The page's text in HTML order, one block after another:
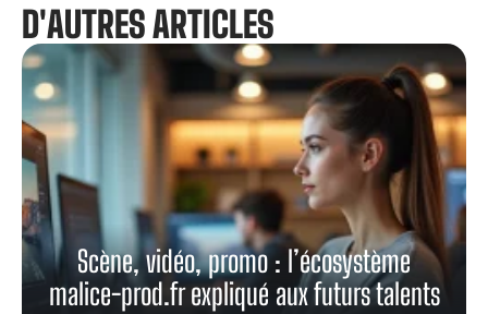
D'AUTRES ARTICLES
Scène, vidéo, promo : l’écosystème
malice-prod.fr expliqué aux futurs talents